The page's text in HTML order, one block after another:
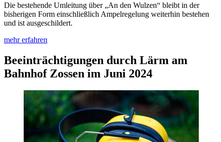
Die bestehende Umleitung über „An den Wulzen“ bleibt in der
bisherigen Form einschließlich Ampelregelung weiterhin bestehen
und ist ausgeschildert.
mehr erfahren
Beeinträchtigungen durch Lärm am
Bahnhof Zossen im Juni 2024